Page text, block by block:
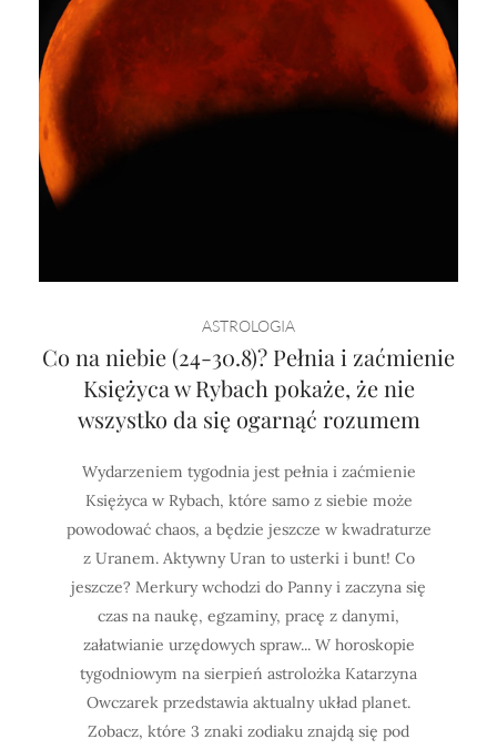
ASTROLOGIA
Co na niebie (24-30.8)? Pełnia i zaćmienie
Księżyca w Rybach pokaże, że nie
wszystko da się ogarnąć rozumem
Wydarzeniem tygodnia jest pełnia i zaćmienie
Księżyca w Rybach, które samo z siebie może
powodować chaos, a będzie jeszcze w kwadraturze
z Uranem. Aktywny Uran to usterki i bunt! Co
jeszcze? Merkury wchodzi do Panny i zaczyna się
czas na naukę, egzaminy, pracę z danymi,
załatwianie urzędowych spraw... W horoskopie
tygodniowym na sierpień astrolożka Katarzyna
Owczarek przedstawia aktualny układ planet.
Zobacz, które 3 znaki zodiaku znajdą się pod